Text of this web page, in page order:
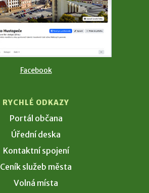
Facebook
RYCHLÉ ODKAZY
Portál občana
Úřední deska
Kontaktní spojení
Ceník služeb města
Volná místa